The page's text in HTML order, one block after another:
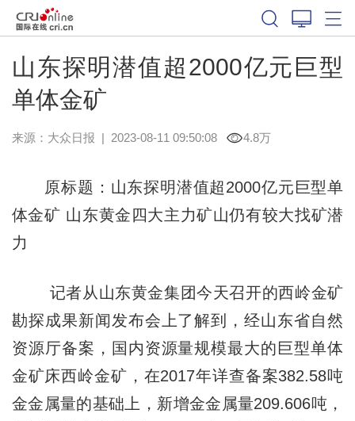
山东探明潜值超2000亿元巨型
单体金矿
来源： 大众日报 | 2023-08-11 09:50:08 4.8万
原标题：山东探明潜值超2000亿元巨型单
体金矿 山东黄金四大主力矿山仍有较大找矿潜
力
记者从山东黄金集团今天召开的西岭金矿
勘探成果新闻发布会上了解到，经山东省自然
资源厅备案，国内资源量规模最大的巨型单体
金矿床西岭金矿，在2017年详查备案382.58吨
金金属量的基础上，新增金金属量209.606吨，